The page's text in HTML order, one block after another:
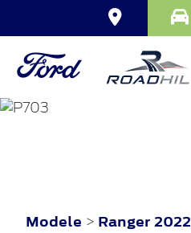
Modele > Ranger 2022